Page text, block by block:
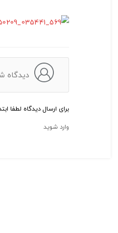
دیدگاه
برای ارسال دیدگاه لطفا
وارد شوید